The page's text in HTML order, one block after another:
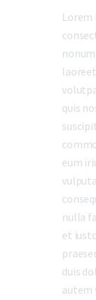
quis
eum
nulla
et
duis
autem